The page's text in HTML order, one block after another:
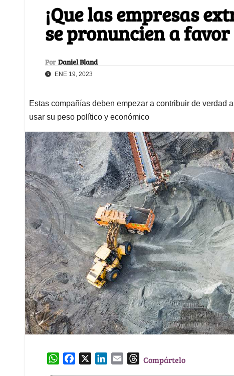
¡Que las empresas
se pronuncien a
Por Daniel Bland
ENE 19, 2023
Estas compañías deben empezar a contribuir de verdad
usar su peso político y económico
W
TCompártelo